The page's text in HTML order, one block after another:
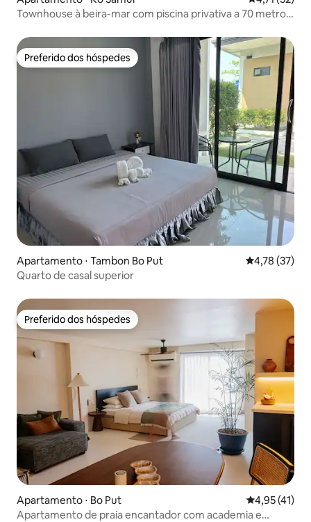
Townhouse à beira-mar com piscina privativa a 70 metros
Preferido dos hóspedes
Preferido dos hóspedes
Apartamento ⋅ Tambon Bo Put 4,78 de uma
4,78 (37)
Quarto de casal superior
Preferido dos hóspedes
Preferido dos hóspedes
Apartamento ⋅ Bo Put 4,95 de uma
4,95 (41)
Apartamento de praia encantador com academia e